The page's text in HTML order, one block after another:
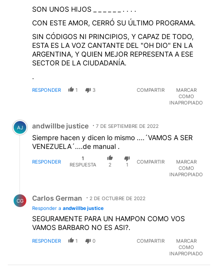
SON UNOS HIJOS _ _ _ _ _ _ . . . .
CON ESTE AMOR, CERRÓ SU ÚLTIMO PROGRAMA.
SIN CÓDIGOS NI PRINCIPIOS, Y CAPAZ DE TODO,
ESTA ES LA VOZ CANTANTE DEL "OH DIO" EN LA
ARGENTINA, Y QUIEN MEJOR REPRESENTA A ESE
SECTOR DE LA CIUDADANÍA.
.
RESPONDER 1 3 COMPARTIR
MARCAR
COMO
INAPROPIADO
Comentario de andwillbe justice.
AJ andwillbe justice 7 DE SEPTIEMBRE DE 2022
Siempre hacen y dicen lo mismo ....´VAMOS A SER
VENEZUELA´....de manual .
RESPONDER
1
RESPUESTA
2 1
COMPARTIR
MARCAR
COMO
INAPROPIADO
CG Carlos German
2 DE OCTUBRE DE 2022
Responder a andwillbe justice
SEGURAMENTE PARA UN HAMPON COMO VOS
VAMOS BARBARO NO ES ASI?.
RESPONDER 1 0 COMPARTIR
MARCAR
COMO
INAPROPIADO